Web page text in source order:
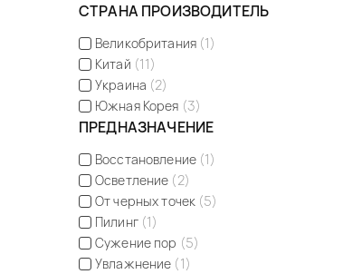
СТРАНА ПРОИЗВОДИТЕЛЬ
Великобритания (1)
Китай (11)
Украина (2)
Южная Корея (3)
ПРЕДНАЗНАЧЕНИЕ
Восстановление (1)
Осветление (2)
От черных точек (5)
Пилинг (1)
Сужение пор (5)
Увлажнение (1)